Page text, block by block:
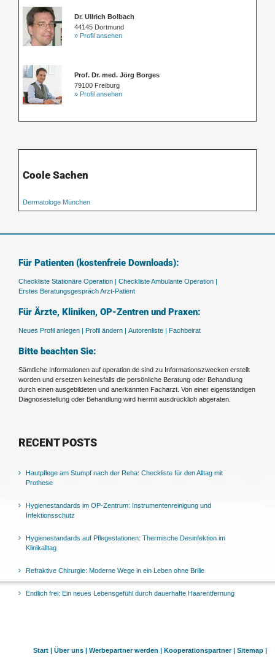
Dr. Ullrich Bolbach
44145 Dortmund
» Profil ansehen
Prof. Dr. med. Jörg Borges
79100 Freiburg
» Profil ansehen
Coole Sachen
Dermatologe München
Für Patienten (kostenfreie Downloads):
Checkliste Stationäre Operation | Checkliste Ambulante Operation |
Erstes Beratungsgespräch Arzt-Patient
Für Ärzte, Kliniken, OP-Zentren und Praxen:
Neues Profil anlegen | Profil ändern | Autorenliste | Fachbeirat
Bitte beachten Sie:
Sämtliche Informationen auf operation.de sind zu Informationszwecken erstellt
worden und ersetzen keinesfalls die persönliche Beratung oder Behandlung
durch einen ausgebildeten und anerkannten Facharzt. Von einer eigenständigen
Diagnosestellung oder Behandlung wird hiermit ausdrücklich abgeraten.
RECENT POSTS
Hautpflege am Stumpf nach der Reha: Checkliste für den Alltag mit
Prothese
Hygienestandards im OP-Zentrum: Instrumentenreinigung und
Infektionsschutz
Hygienestandards auf Pflegestationen: Thermische Desinfektion im
Klinikalltag
Refraktive Chirurgie: Moderne Wege in ein Leben ohne Brille
Endlich frei: Ein neues Lebensgefühl durch dauerhafte Haarentfernung
Start | Über uns | Werbepartner werden | Kooperationspartner | Sitemap |